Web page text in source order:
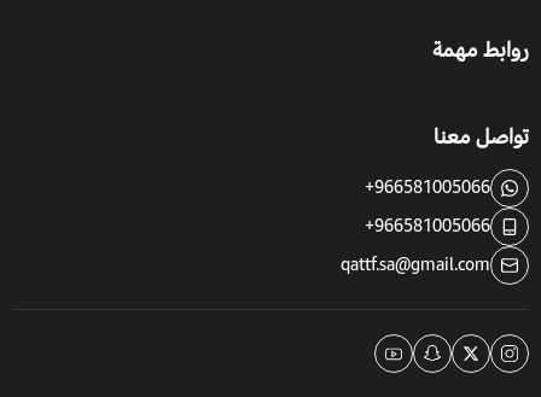
روابط مهمة
تواصل معنا
+966581005066
+966581005066
qattf.sa@gmail.com